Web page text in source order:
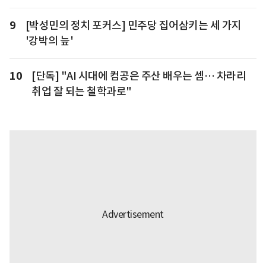
9
[박성민의 정치 포커스] 민주당 집어삼키는 세 가지
'강박의 늪'
10
[단독] "AI 시대에 컴공은 주산 배우는 셈… 차라리
취업 잘 되는 철학과로"